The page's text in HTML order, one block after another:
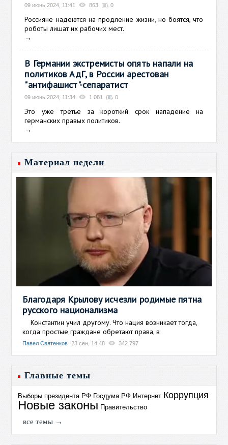
09 июнь 2024, 11:41 863 0
Россияне надеются на продление жизни, но боятся, что
роботы лишат их рабочих мест.
→
В Германии экстремисты опять напали на
политиков АдГ, в России арестован
"антифашист"-сепаратист
09 июнь 2024, 11:34 1 081 0
Это уже третье за короткий срок нападение на
германских правых политиков.
→
Материал недели
Благодаря Крылову исчезли родимые пятна
русского национализма
Константин учил другому. Что нация возникает тогда,
когда простые граждане обретают права, в
Павел Святенков 23 сен, 14:48 342 797
Главные темы
Выборы президента РФ Госдума РФ Интернет Коррупция
Новые законы Правительство
все темы →